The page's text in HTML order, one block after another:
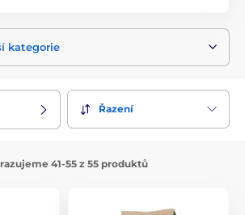
kategorie
Řazení
41-55 z 55 produktů